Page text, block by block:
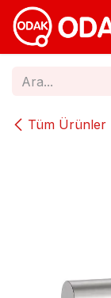
İçereği Atla
Tüm Ürünler